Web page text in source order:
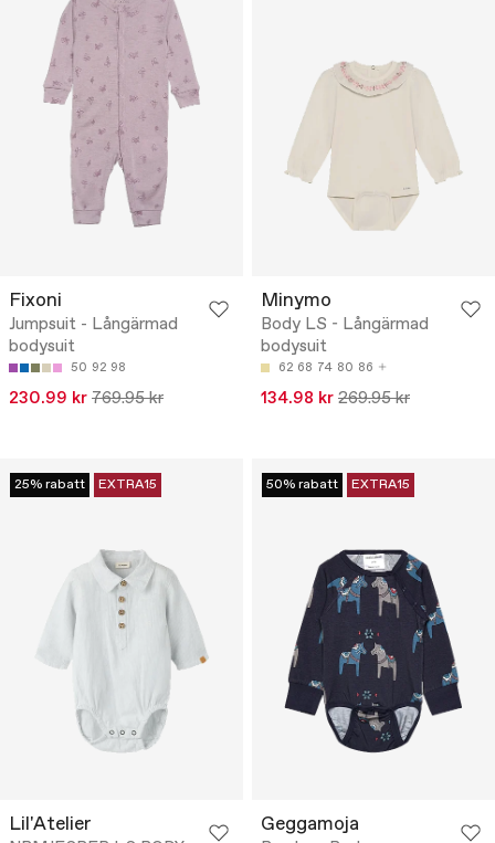
Fixoni
Jumpsuit - Långärmad
bodysuit
50 92 98
230.99 kr 769.95 kr
Minymo
Body LS - Långärmad
bodysuit
62 68 74 80 86
134.98 kr 269.95 kr
25% rabatt EXTRA15
Lil'Atelier
50% rabatt EXTRA15
Geggamoja